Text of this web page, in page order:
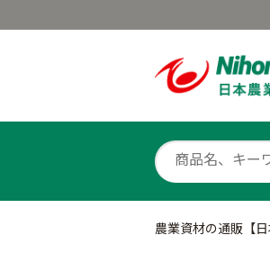
農業資材の通販【日